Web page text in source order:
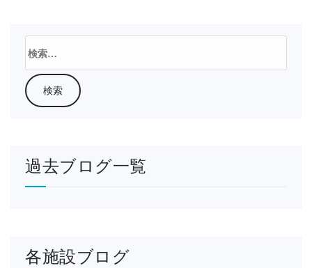
検
索:
過去ブログ一覧
各施設ブログ